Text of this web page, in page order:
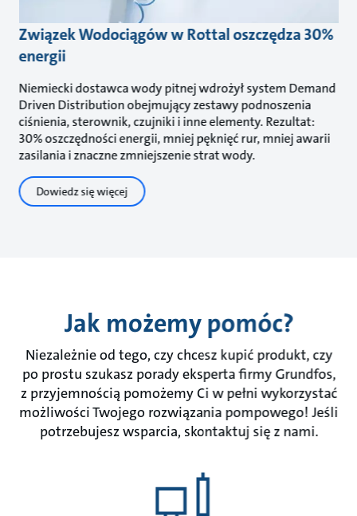
Związek Wodociągów w Rottal oszczędza 30%
energii
Niemiecki dostawca wody pitnej wdrożył system Demand
Driven Distribution obejmujący zestawy podnoszenia
ciśnienia, sterownik, czujniki i inne elementy. Rezultat:
30% oszczędności energii, mniej pęknięć rur, mniej awarii
zasilania i znaczne zmniejszenie strat wody.
Dowiedz się więcej
Jak możemy pomóc?
Niezależnie od tego, czy chcesz kupić produkt, czy
po prostu szukasz porady eksperta firmy Grundfos,
z przyjemnością pomożemy Ci w pełni wykorzystać
możliwości Twojego rozwiązania pompowego! Jeśli
potrzebujesz wsparcia, skontaktuj się z nami.